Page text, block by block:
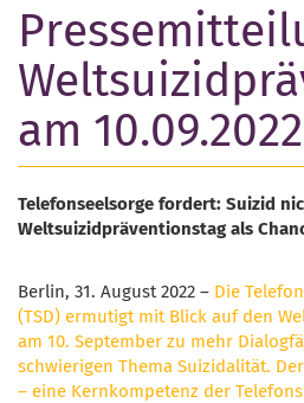
am 10.09.2022
Telefonseelsorge fordert: Suizid
Weltsuizidpräventionstag als
Berlin, 31. August 2022 – Die
(TSD) ermutigt mit Blick auf den
am 10. September zu mehr
schwierigen Thema Suizidalität.
– eine Kernkompetenz der